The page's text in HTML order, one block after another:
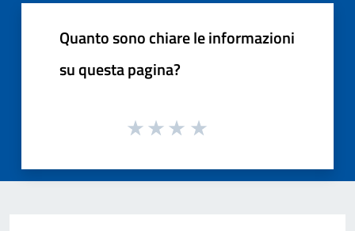
Quanto sono chiare le informazioni
su questa pagina?